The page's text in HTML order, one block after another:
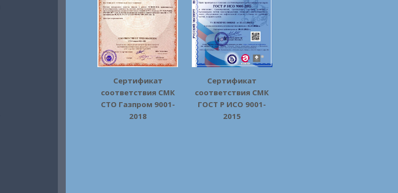
Сертификат
соответствия СМК
СТО Газпром 9001-
2018
Сертификат
соответствия СМК
ГОСТ Р ИСО 9001-
2015